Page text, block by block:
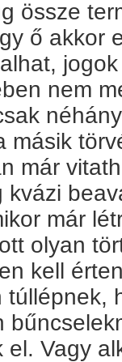
össze
ő akkor
nem
másik
már
már
olyan
kell
Vagy